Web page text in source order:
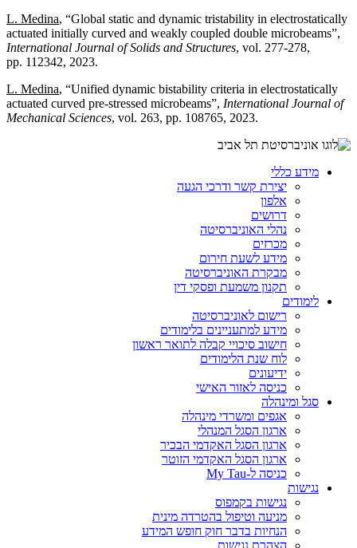
L. Medina, “Global static and dynamic tristability in electrostatically
actuated initially curved and weakly coupled double microbeams”,
International Journal of Solids and Structures, vol. 277-278,
pp. 112342, 2023.
L. Medina, “Unified dynamic bistability criteria in electrostatically
actuated curved pre-stressed microbeams”, International Journal of
Mechanical Sciences, vol. 263, pp. 108765, 2023.
מידע כללי
יצירת קשר ודרכי הגעה
אלפון
דרושים
נהלי האוניברסיטה
מכרזים
מידע לשעת חירום
מבקרת האוניברסיטה
תקנון משמעת ופסקי דין
לימודים
רישום לאוניברסיטה
מידע למתעניינים בלימודים
חישוב סיכויי קבלה לתואר ראשון
לוח שנת הלימודים
ידיעונים
כניסה לאזור האישי
סגל ומינהלה
אגפים ומשרדי מינהלה
ארגון הסגל המנהלי
ארגון הסגל האקדמי הבכיר
ארגון הסגל האקדמי הזוטר
כניסה ל-My Tau
נגישות
נגישות בקמפוס
מניעה וטיפול בהטרדה מינית
הנחיות בדבר חוק חופש המידע